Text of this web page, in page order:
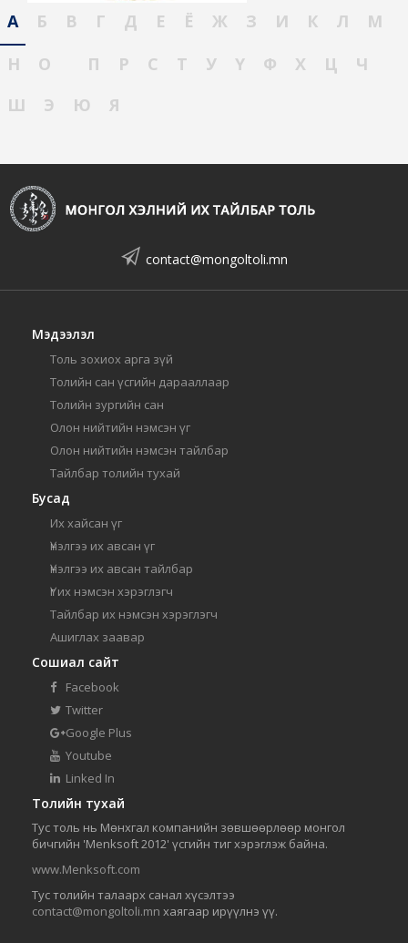
А Б В Г Д Е Ё Ж З И К Л
М
Н
О П Р С Т У Ү Ф Х Ц
Ч
Ш
Э Ю Я
contact@mongoltoli.mn
Мэдээлэл
Толь зохиох арга зүй
Толийн сан үсгийн дарааллаар
Толийн зургийн сан
Олон нийтийн нэмсэн үг
Олон нийтийн нэмсэн тайлбар
Тайлбар толийн тухай
Бусад
Их хайсан үг
Үнэлгээ их авсан үг
Үнэлгээ их авсан тайлбар
Үг их нэмсэн хэрэглэгч
Тайлбар их нэмсэн хэрэглэгч
Ашиглах заавар
Сошиал сайт
Facebook
Twitter
Google Plus
Youtube
Linked In
Толийн тухай
Тус толь нь Мөнхгал компанийн зөвшөөрлөөр монгол
бичгийн 'Menksoft 2012' үсгийн тиг хэрэглэж байна.
www.Menksoft.com
Тус толийн талаарх санал хүсэлтээ
contact@mongoltoli.mn хаягаар ирүүлнэ үү.